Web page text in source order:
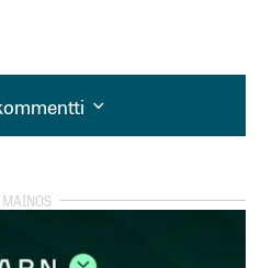
kirjautua